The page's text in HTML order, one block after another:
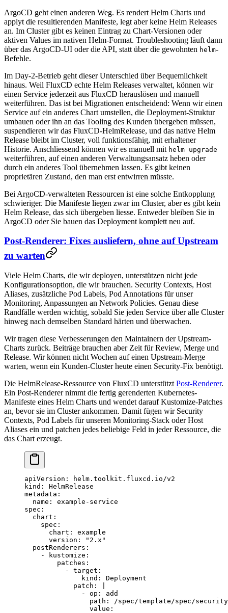
ArgoCD geht einen anderen Weg. Es rendert Helm Charts und
applyt die resultierenden Manifeste, legt aber keine Helm Releases
an. Im Cluster gibt es keinen Eintrag zu Chart-Versionen oder
aktiven Values im nativen Helm-Format. Troubleshooting läuft dann
über das ArgoCD-UI oder die API, statt über die gewohnten helm-
Befehle.
Im Day-2-Betrieb geht dieser Unterschied über Bequemlichkeit
hinaus. Weil FluxCD echte Helm Releases verwaltet, können wir
einen Service jederzeit aus FluxCD herauslösen und manuell
weiterführen. Das ist bei Migrationen entscheidend: Wenn wir einen
Service auf ein anderes Chart umstellen, die Deployment-Struktur
umbauen oder ihn an das Tooling des Kunden übergeben müssen,
suspendieren wir das FluxCD-HelmRelease, und das native Helm
Release bleibt im Cluster, voll funktionsfähig, mit erhaltener
Historie. Anschliessend können wir es manuell mit helm upgrade
weiterführen, auf einen anderen Verwaltungsansatz heben oder
durch ein anderes Tool übernehmen lassen. Es gibt keinen
proprietären Zustand, den man erst entwirren müsste.
Bei ArgoCD-verwalteten Ressourcen ist eine solche Entkopplung
schwieriger. Die Manifeste liegen zwar im Cluster, aber es gibt kein
Helm Release, das sich übergeben liesse. Entweder bleiben Sie in
ArgoCD oder Sie bauen das Deployment komplett neu auf.
Post-Renderer: Fixes ausliefern, ohne auf Upstream
zu warten
Viele Helm Charts, die wir deployen, unterstützen nicht jede
Konfigurationsoption, die wir brauchen. Security Contexts, Host
Aliases, zusätzliche Pod Labels, Pod Annotations für unser
Monitoring, Anpassungen an Network Policies. Genau diese
Randfälle werden wichtig, sobald Sie jeden Service über alle Cluster
hinweg nach demselben Standard härten und überwachen.
Wir tragen diese Verbesserungen den Maintainern der Upstream-
Charts zurück. Beiträge brauchen aber Zeit für Review, Merge und
Release. Wir können nicht Wochen auf einen Upstream-Merge
warten, wenn ein Kunden-Cluster heute einen Security-Fix benötigt.
Die HelmRelease-Ressource von FluxCD unterstützt Post-Renderer.
Ein Post-Renderer nimmt die fertig gerenderten Kubernetes-
Manifeste eines Helm Charts und wendet darauf Kustomize-Patches
an, bevor sie im Cluster ankommen. Damit fügen wir Security
Contexts, Pod Labels für unseren Monitoring-Stack oder Host
Aliases ein und patchen jedes beliebige Feld in jeder Ressource, die
das Chart erzeugt.
apiVersion :
helm.toolkit.fluxcd.io/v2
kind : HelmRelease
metadata :
  name
: example-service
spec :
  chart
:
    spec
:
      chart
: example
      version
:
"2.x"
  postRenderers
:
    -
kustomize :
        patches
:
          -
target :
              kind
: Deployment
            patch
:
              - op: add
path: /spec/template/spec/
                value: